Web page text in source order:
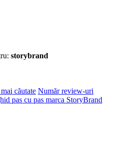
storybrand
căutate Număr review-uri